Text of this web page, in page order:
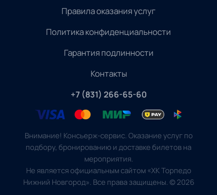
Правила оказания услуг
Политика конфиденциальности
Гарантия подлинности
Контакты
+7 (831) 266-65-60
Внимание! Консьерж-сервис. Оказание услуг по
подбору, бронированию и доставке билетов на
мероприятия.
Не является официальным сайтом «ХК Торпедо
Нижний Новгород». Все права защищены.©2026